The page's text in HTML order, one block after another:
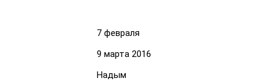
7 февраля
9 марта 2016
Надым